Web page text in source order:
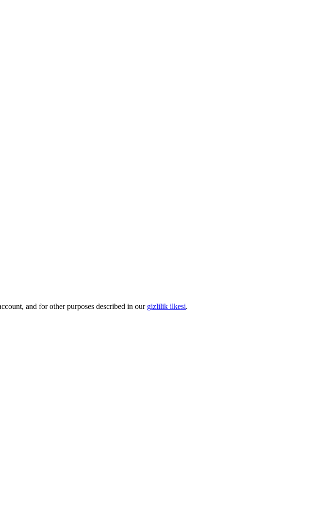
and for other purposes described in our gizlilik ilkesi.